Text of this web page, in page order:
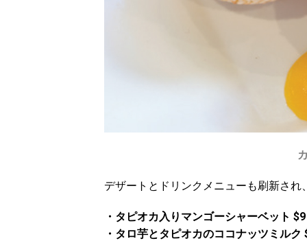
デザートとドリンクメニューも刷新さ
・タピオカ入りマンゴーシャーベット $9
・タロ芋とタピオカのココナッツミルク